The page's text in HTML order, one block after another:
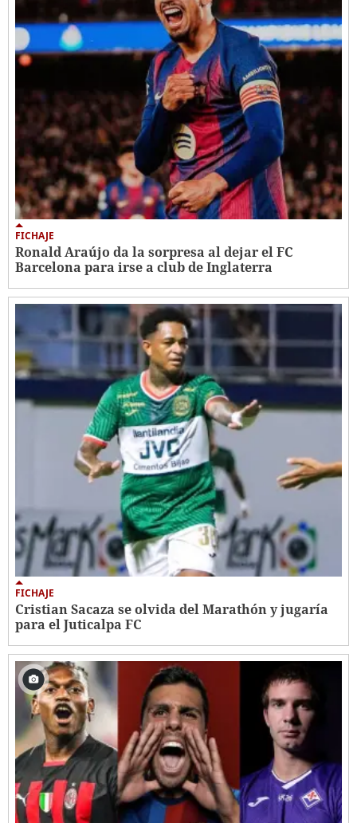
FICHAJE
Ronald Araújo da la sorpresa al dejar el FC
Barcelona para irse a club de Inglaterra
FICHAJE
Cristian Sacaza se olvida del Marathón y jugaría
para el Juticalpa FC